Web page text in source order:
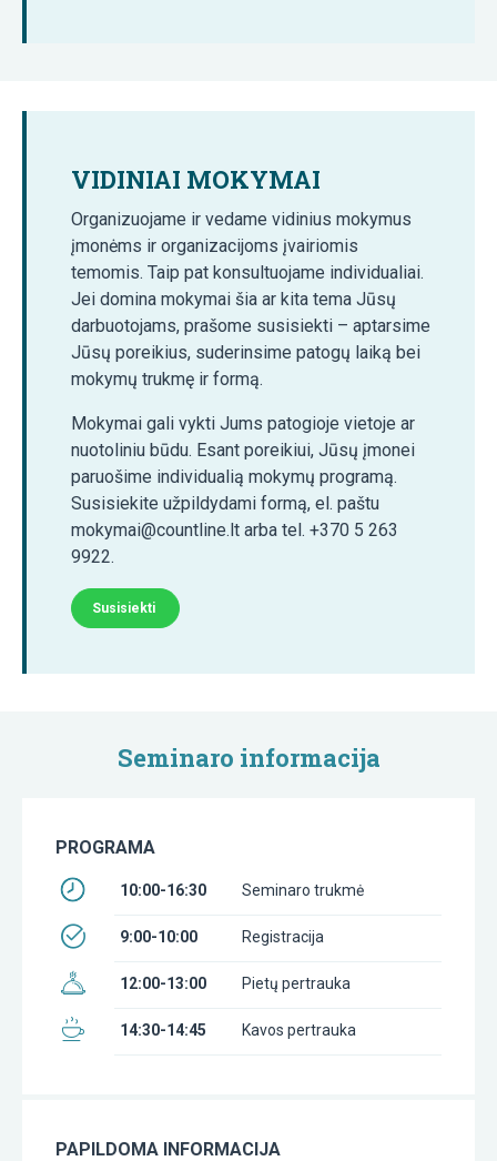
VIDINIAI MOKYMAI
Organizuojame ir vedame vidinius mokymus
įmonėms ir organizacijoms įvairiomis
temomis. Taip pat konsultuojame individualiai.
Jei domina mokymai šia ar kita tema Jūsų
darbuotojams, prašome susisiekti – aptarsime
Jūsų poreikius, suderinsime patogų laiką bei
mokymų trukmę ir formą.
Mokymai gali vykti Jums patogioje vietoje ar
nuotoliniu būdu. Esant poreikiui, Jūsų įmonei
paruošime individualią mokymų programą.
Susisiekite užpildydami formą, el. paštu
mokymai@countline.lt arba tel. +370 5 263
9922.
Susisiekti
Seminaro informacija
PROGRAMA
10:00-16:30 Seminaro trukmė
9:00-10:00 Registracija
12:00-13:00 Pietų pertrauka
14:30-14:45 Kavos pertrauka
PAPILDOMA INFORMACIJA